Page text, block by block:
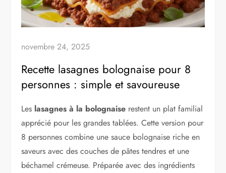
novembre 24, 2025
Recette lasagnes bolognaise pour 8
personnes : simple et savoureuse
Les lasagnes à la bolognaise restent un plat familial
apprécié pour les grandes tablées. Cette version pour
8 personnes combine une sauce bolognaise riche en
saveurs avec des couches de pâtes tendres et une
béchamel crémeuse. Préparée avec des ingrédients